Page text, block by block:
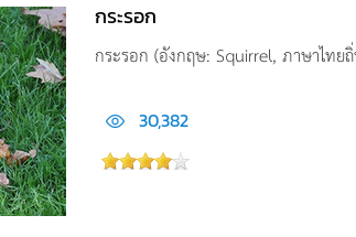
กระรอก
กระรอก (อังกฤษ: Squirrel, ภาษาไท
30,382